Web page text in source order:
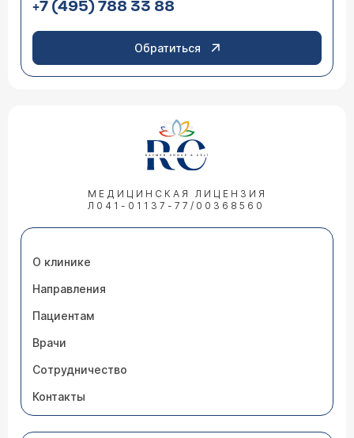
+7 (495) 788 33 88
Обратиться
МЕДИЦИНСКАЯ ЛИЦЕНЗИЯ
Л041-01137-77/00368560
О клинике
Направления
Пациентам
Врачи
Сотрудничество
Контакты